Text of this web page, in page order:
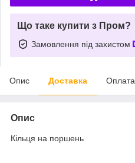
Що таке купити з Пром?
Замовлення під захистом
Опис Доставка Оплата
Опис
Кільця на поршень